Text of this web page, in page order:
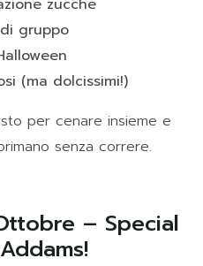
zucche
gruppo
(ma dolcissimi!)
per cenare insieme e
senza correre.
– Special